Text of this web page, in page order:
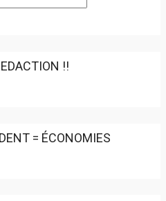
!!
= ÉCONOMIES